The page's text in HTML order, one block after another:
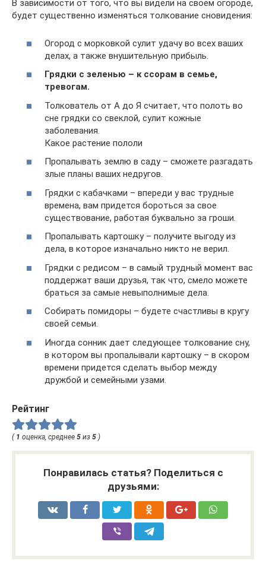
В зависимости от того, что вы видели на своем огороде,
будет существенно изменяться толкование сновидения:
Огород с морковкой сулит удачу во всех ваших
делах, а также внушительную прибыль.
Грядки с зеленью – к ссорам в семье,
тревогам.
Толкователь от А до Я считает, что полоть во
сне грядки со свеклой, сулит кожные
заболевания.
Какое растение пололи
Пропалывать землю в саду – сможете разгадать
злые планы ваших недругов.
Грядки с кабачками – впереди у вас трудные
времена, вам придется бороться за свое
существование, работая буквально за гроши.
Пропалывать картошку – получите выгоду из
дела, в которое изначально никто не верил.
Грядки с редисом – в самый трудный момент вас
поддержат ваши друзья, так что, смело можете
браться за самые невыполнимые дела.
Собирать помидоры – будете счастливы в кругу
своей семьи.
Иногда сонник дает следующее толкование сну,
в котором вы пропалывали картошку – в скором
времени придется сделать выбор между
дружбой и семейными узами.
Рейтинг
( 1 оценка, среднее 5 из 5 )
Понравилась статья? Поделиться с
друзьями: